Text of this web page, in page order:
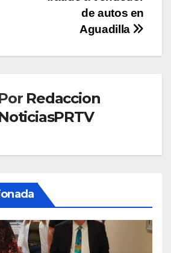
de autos en
Aguadilla
Redaccion